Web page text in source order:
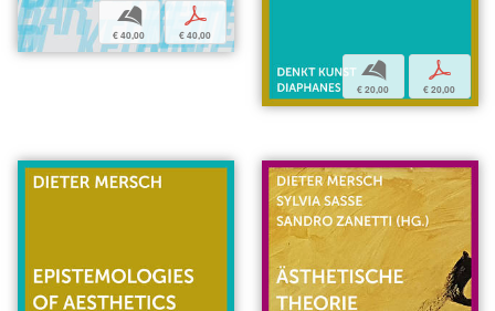
b
€ 40,00
p
€ 40,00
b
€ 20,00
p
€ 20,00